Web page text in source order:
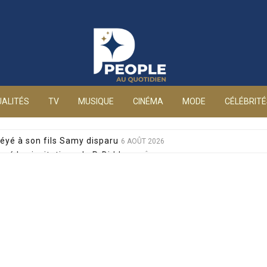
People au quotidien
TV MUSIQUE CINÉMA MODE
à son fils Samy disparu 6 AOÛT 2026
les invitations de P. Diddy